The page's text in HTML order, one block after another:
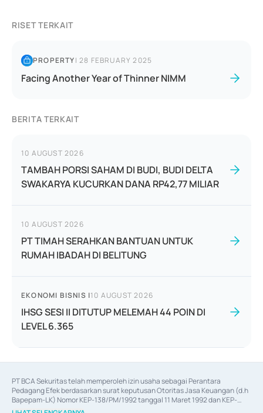
RISET TERKAIT
PROPERTY|28 FEBRUARY 2025
Facing Another Year of Thinner NIMM
BERITA TERKAIT
10 AUGUST 2026
TAMBAH PORSI SAHAM DI BUDI, BUDI DELTA
SWAKARYA KUCURKAN DANA RP42,77 MILIAR
10 AUGUST 2026
PT TIMAH SERAHKAN BANTUAN UNTUK
RUMAH IBADAH DI BELITUNG
EKONOMI BISNIS |10 AUGUST 2026
IHSG SESI II DITUTUP MELEMAH 44 POIN DI
LEVEL 6.365
PT BCA Sekuritas telah memperoleh izin usaha sebagai Perantara
Pedagang Efek berdasarkan surat keputusan Otoritas Jasa Keuangan (d.h
Bapepam-LK) Nomor KEP-138/PM/1992 tanggal 11 Maret 1992 dan KEP-
06/D.04/2014 tanggal 28 Februari 2014, izin usaha sebagai Penjamin Emisi